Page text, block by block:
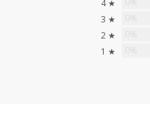
4 ★
3 ★
2 ★
1 ★